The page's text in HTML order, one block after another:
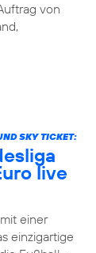
von
SKY TICKET:
live
einer
einzigartige